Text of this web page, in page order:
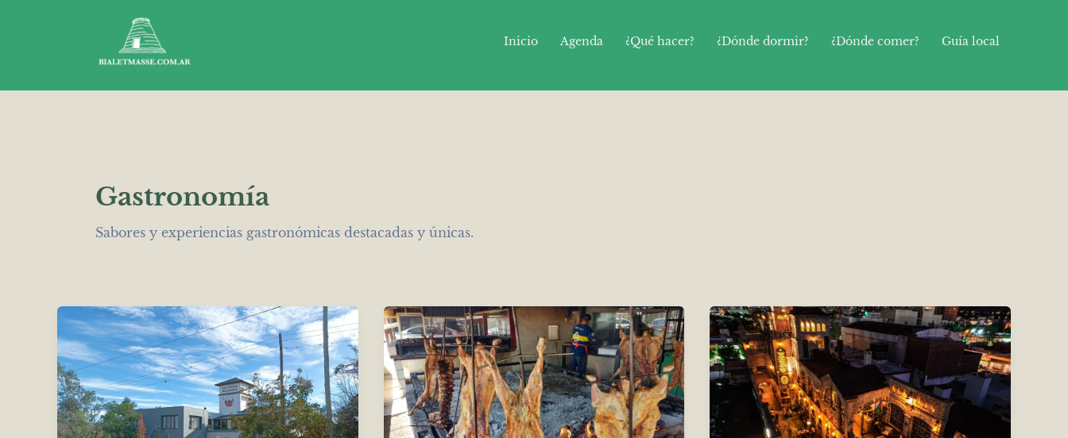
Inicio Agenda ¿Qué hacer? ¿Dónde dormir? ¿Dónde comer? Guía local
Gastronomía
Sabores y experiencias gastronómicas destacadas y únicas.